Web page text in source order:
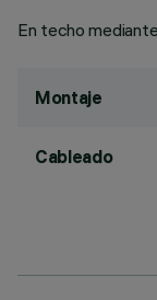
En techo
Montaje
Cableado